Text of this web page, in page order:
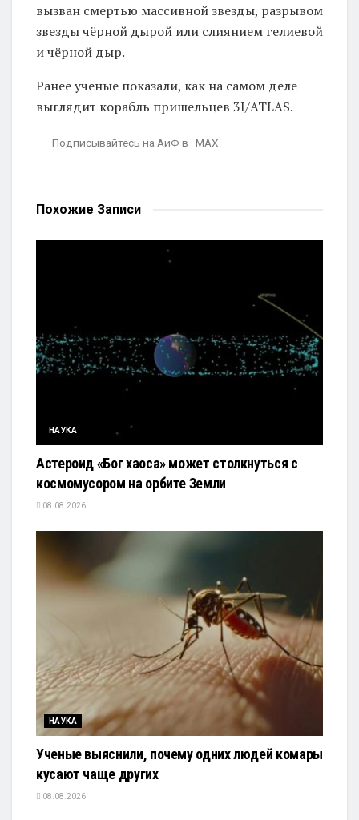
вызван смертью массивной звезды, разрывом
звезды чёрной дырой или слиянием гелиевой
и чёрной дыр.
Ранее ученые показали, как на самом деле
выглядит корабль пришельцев 3I/ATLAS.
Подписывайтесь на АиФ в MAX
Похожие Записи
НАУКА
Астероид «Бог хаоса» может столкнуться с
космомусором на орбите Земли
08.08.2026
НАУКА
Ученые выяснили, почему одних людей комары
кусают чаще других
08.08.2026